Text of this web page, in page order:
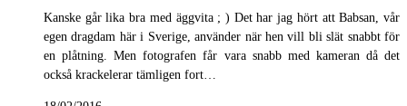
Kanske går lika bra med äggvita ; ) Det har jag hört att Babsan, vår
egen dragdam här i Sverige, använder när hen vill bli slät snabbt för
en plåtning. Men fotografen får vara snabb med kameran då det
också krackelerar tämligen fort…